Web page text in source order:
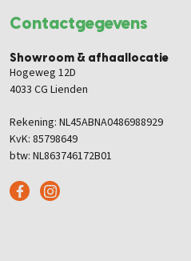
Contactgegevens
Showroom & afhaallocatie
Hogeweg 12D
4033 CG Lienden
Rekening: NL45ABNA0486988929
KvK: 85798649
btw: NL863746172B01